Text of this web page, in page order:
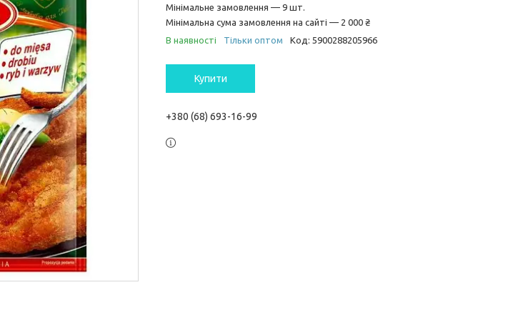
Мінімальне замовлення — 9 шт.
Мінімальна сума замовлення на сайті — 2 000 ₴
В наявності
Тільки оптом Код: 5900288205966
Купити
+380 (68) 693-16-99